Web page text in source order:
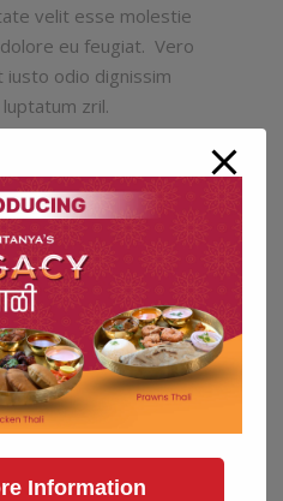
velit esse molestie
eu feugiat. Vero
iusto odio dignissim
zril.
eum iriure dolor in
velit esse
illum dolore eu
vero eros et
dignissim qui blandit
delenit augue duis
facilisi ii legunt
eum iriure dolor in
velit esse molestie
eu feugiat. Vero
iusto odio dignissim
Information